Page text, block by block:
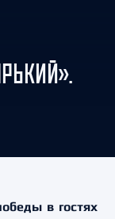
в гостях